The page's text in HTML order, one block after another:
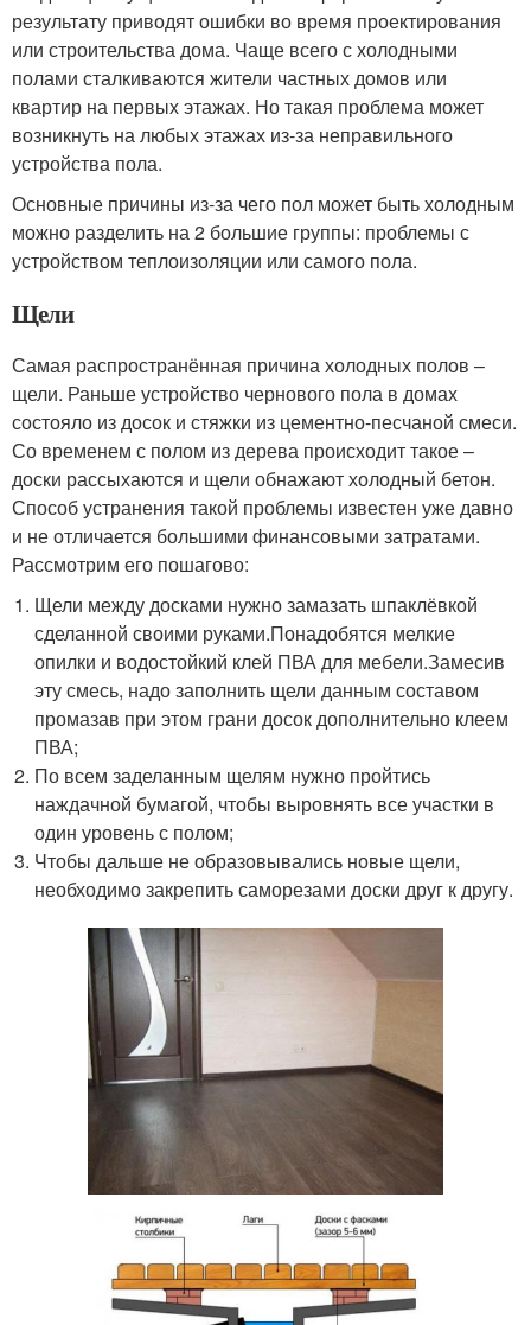
результату приводят ошибки во время проектирования
или строительства дома. Чаще всего с холодными
полами сталкиваются жители частных домов или
квартир на первых этажах. Но такая проблема может
возникнуть на любых этажах из-за неправильного
устройства пола.
Основные причины из-за чего пол может быть холодным
можно разделить на 2 большие группы: проблемы с
устройством теплоизоляции или самого пола.
Щели
Самая распространённая причина холодных полов –
щели. Раньше устройство чернового пола в домах
состояло из досок и стяжки из цементно-песчаной смеси.
Со временем с полом из дерева происходит такое –
доски рассыхаются и щели обнажают холодный бетон.
Способ устранения такой проблемы известен уже давно
и не отличается большими финансовыми затратами.
Рассмотрим его пошагово:
Щели между досками нужно замазать шпаклёвкой
сделанной своими руками.Понадобятся мелкие
опилки и водостойкий клей ПВА для мебели.Замесив
эту смесь, надо заполнить щели данным составом
промазав при этом грани досок дополнительно клеем
ПВА;
По всем заделанным щелям нужно пройтись
наждачной бумагой, чтобы выровнять все участки в
один уровень с полом;
Чтобы дальше не образовывались новые щели,
необходимо закрепить саморезами доски друг к другу.